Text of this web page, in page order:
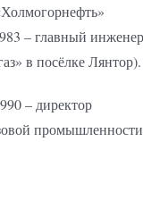
– главный
в посёлке Лянтор).
– директор
промышленности